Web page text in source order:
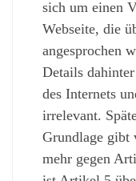
sich um einen
Webseite, die
angesprochen
Details
des Internets
irrelevant.
Grundlage gibt
mehr gegen